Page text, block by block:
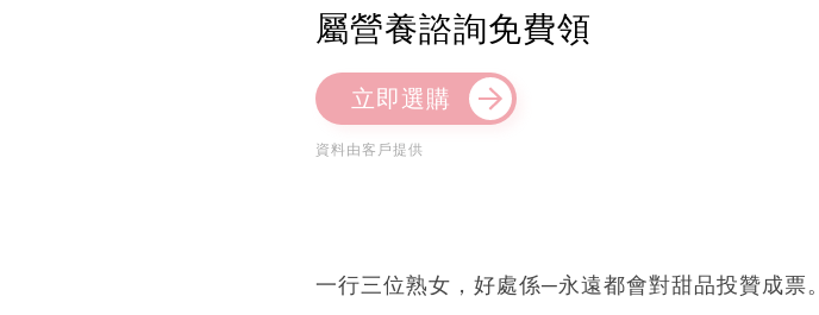
屬營養諮詢免費領
立即選購
資料由客戶提供
一行三位熟女，好處係─永遠都會對甜品投贊成票。